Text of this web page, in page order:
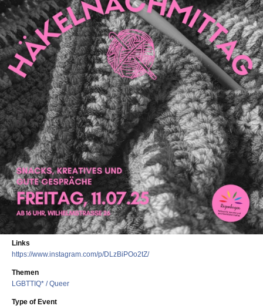
Links
https://www.instagram.com/p/DLzBiPOo2tZ/
Themen
LGBTTIQ* / Queer
Type of Event